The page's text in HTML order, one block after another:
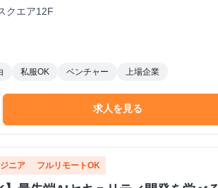
クエア12F
私服OK ベンチャー 上場企業
求人を見る
ニア フルリモートOK